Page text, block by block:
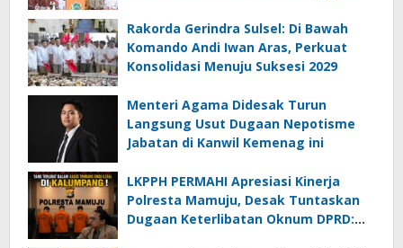
Rakorda Gerindra Sulsel: Di Bawah
Komando Andi Iwan Aras, Perkuat
Konsolidasi Menuju Suksesi 2029
Menteri Agama Didesak Turun
Langsung Usut Dugaan Nepotisme
Jabatan di Kanwil Kemenag ini
LKPPH PERMAHI Apresiasi Kinerja
Polresta Mamuju, Desak Tuntaskan
Dugaan Keterlibatan Oknum DPRD: